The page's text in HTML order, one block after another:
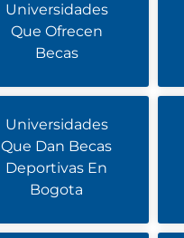
Universidades
Que Ofrecen
Becas
Universidades
Que Dan Becas
Deportivas En
Bogota